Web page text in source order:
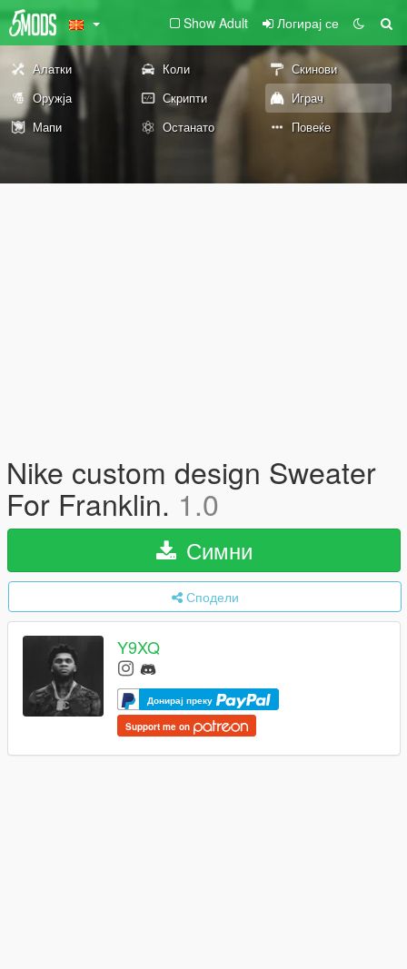
Show Adult Логирај се
Алатки Коли
Скинови
Оружја
Скрипти
Играч
Мапи
Останато Повеќе
Nike custom design Sweater
For Franklin. 1.0
Симни
Сподели
Y9XQ
Донирај преку
Support me on